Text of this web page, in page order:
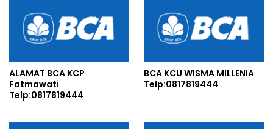
ALAMAT BCA KCP
Fatmawati
Telp:0817819444
BCA KCU WISMA MILLENIA
Telp:0817819444